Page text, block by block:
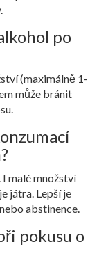
po
(maximálně 1-
může bránit
malé množství
játra. Lepší je
abstinence.
pokusu o